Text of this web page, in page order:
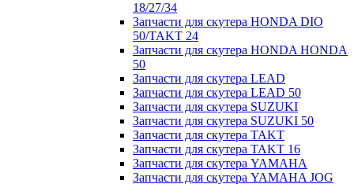
18/27/34
Запчасти для скутера HONDA DIO
50/TAKT 24
Запчасти для скутера HONDA HONDA
50
Запчасти для скутера LEAD
Запчасти для скутера LEAD 50
Запчасти для скутера SUZUKI
Запчасти для скутера SUZUKI 50
Запчасти для скутера TAKT
Запчасти для скутера TAKT 16
Запчасти для скутера YAMAHA
Запчасти для скутера YAMAHA JOG